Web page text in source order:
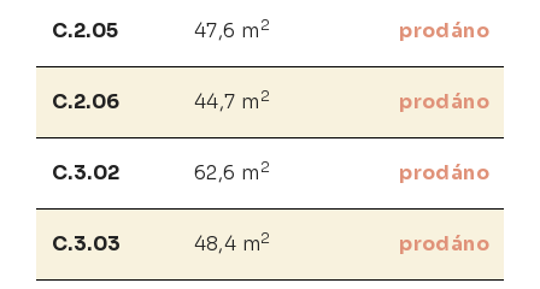
C.2.05 47,6 m 2 prodáno
C.2.06 44,7 m 2 prodáno
C.3.02 62,6 m 2 prodáno
C.3.03 48,4 m2 prodáno